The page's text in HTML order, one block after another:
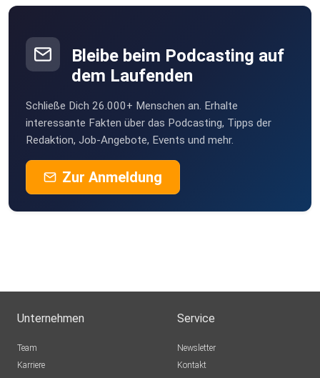
Bleibe beim Podcasting auf
dem Laufenden
Schließe Dich 26.000+ Menschen an. Erhalte
interessante Fakten über das Podcasting, Tipps der
Redaktion, Job-Angebote, Events und mehr.
Zur Anmeldung
Unternehmen
Team
Karriere
Service
Newsletter
Kontakt